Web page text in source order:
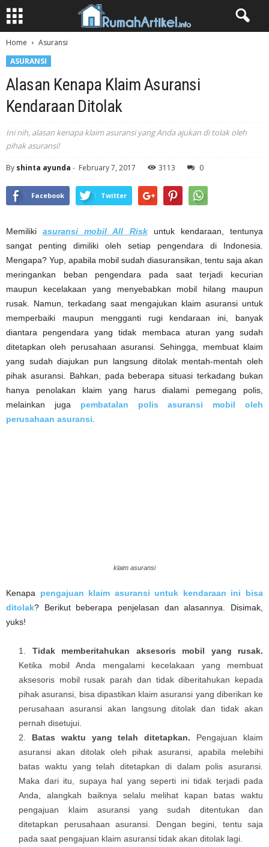
Home
Asuransi
ASURANSI
Alasan Kenapa Klaim Asuransi
Kendaraan Ditolak
Ini nih, alasan kenapa klaim asuransi yang Anda ajukan di tolak oleh
pihak asuransi!
By shinta ayunda - February 7, 2017 3113 0
Facebook Twitter
Memilikiasuransi mobil All Riskuntuk kendaraan, tentunya
sangat penting dimiliki oleh setiap pengendara di Indonesia.
Mengapa? Yup, apabila mobil sudah diasuransikan, tentu saja akan
meringankan beban pengendara pada saat terjadi kecurian
maupun kecelakaan yang menyebabkan mobil hilang maupun
rusak. Namun, terkadang saat mengajukan klaim asuransi untuk
memperbaiki maupun mengganti rugi kendaraan ini, banyak
diantara pengendara yang tidak membaca aturan yang sudah
ditetapkan oleh perusahaan asuransi. Sehingga, membuat klaim
yang sudah diajukan pun langsung ditolak mentah-mentah oleh
pihak asuransi. Bahkan, pada beberapa situasi terkadang bukan
hanya penolakan klaim yang harus dialami pemegang polis,
melainkan juga pembatalan polis asuransi mobil oleh
perusahaan asuransi
klaim asuransi
Kenapa pengajuan klaim asuransi untuk kendaraan ini bisa
ditolak? Berikut beberapa penjelasan dan alasannya. Disimak,
yuks!
Tidak memberitahukan aksesoris mobil yang rusak.
Ketika mobil Anda mengalami kecelakaan yang membuat
aksesoris mobil rusak parah dan tidak diberitahukan kepada
pihak asuransi, bisa dipastikan klaim asuransi yang diberikan ke
perusahaan asuransi akan langsung ditolak dan tidak akan
pernah disetujui.
Batas waktu yang telah ditetapkan. Pengajuan klaim
asuransi akan ditolak oleh pihak asuransi, apabila melebihi
batas waktu yang telah ditetapkan di dalam polis asuransi.
Maka dari itu, supaya hal yang seperti ini tidak terjadi pada
Anda, alangkah baiknya selalu melihat kapan batas waktu
pengajuan klaim asuransi yang sudah ditentukan dan
ditetapkan perusahaan asuransi. Dengan begini, tentu saja
pada saat pengajuan klaim asuransi tidak akan ditolak lagi.